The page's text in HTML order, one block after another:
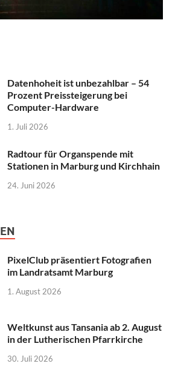
Datenhoheit ist unbezahlbar – 54
Prozent Preissteigerung bei
Computer-Hardware
1. Juli 2026
Radtour für Organspende mit
Stationen in Marburg und Kirchhain
24. Juni 2026
PixelClub präsentiert Fotografien
im Landratsamt Marburg
1. August 2026
Weltkunst aus Tansania ab 2. August
in der Lutherischen Pfarrkirche
30. Juli 2026